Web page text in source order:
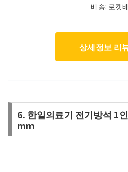
배송: 로켓
상세정보 리
6. 한일의료기 전기방석 1
mm